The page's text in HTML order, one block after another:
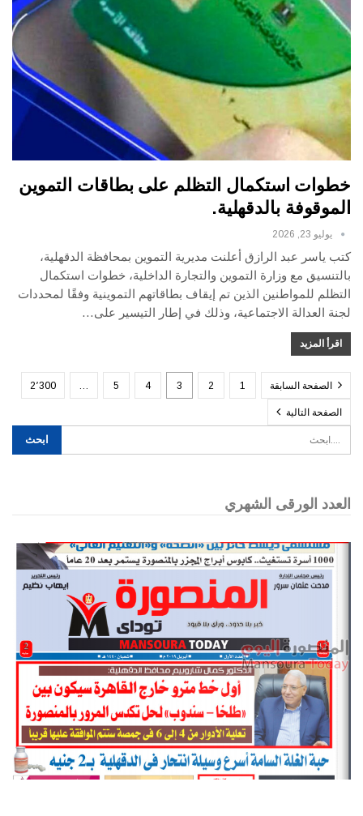
خطوات استكمال التظلم على بطاقات التموين
الموقوفة بالدقهلية.
يوليو 23, 2026
كتب ياسر عبد الرازق أعلنت مديرية التموين بمحافظة الدقهلية،
بالتنسيق مع وزارة التموين والتجارة الداخلية، خطوات استكمال
التظلم للمواطنين الذين تم إيقاف بطاقاتهم التموينية وفقًا لمحددات
لجنة العدالة الاجتماعية، وذلك في إطار التيسير على…
اقرأ المزيد
الصفحة السابقة 1
2
3
4
5
… 2٬300
الصفحة التالية
العدد الورقى الشهري